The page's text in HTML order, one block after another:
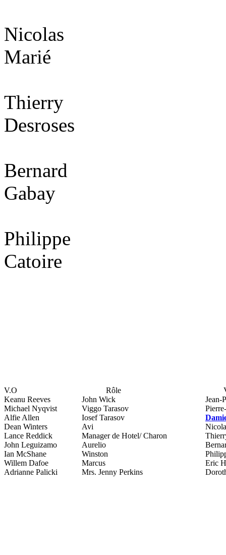
Nicolas
Marié
Thierry
Desroses
Bernard
Gabay
Philippe
Catoire
V.O Rôle
Keanu Reeves
John Wick
Jean-
Michael Nyqvist
Viggo Tarasov
Alfie Allen
Iosef Tarasov
Dean Winters
Avi
Lance Reddick
Manager de Hotel/ Charon
John Leguizamo
Aurelio
Ian McShane
Winston
Willem Dafoe
Marcus
Eric
Adrianne Palicki
Mrs. Jenny Perkins